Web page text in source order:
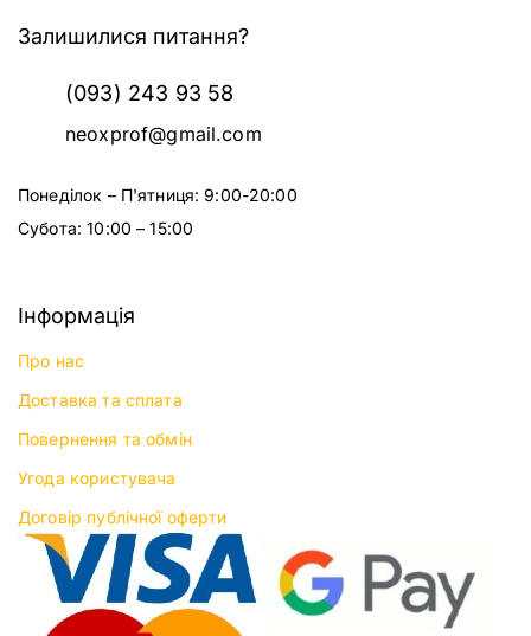
Залишилися питання?
(093) 243 93 58
neoxprof@gmail.com
Понеділок – П'ятниця: 9:00-20:00
Субота: 10:00 – 15:00
Інформація
Про нас
Доставка та сплата
Повернення та обмін
Угода користувача
Договір публічної оферти